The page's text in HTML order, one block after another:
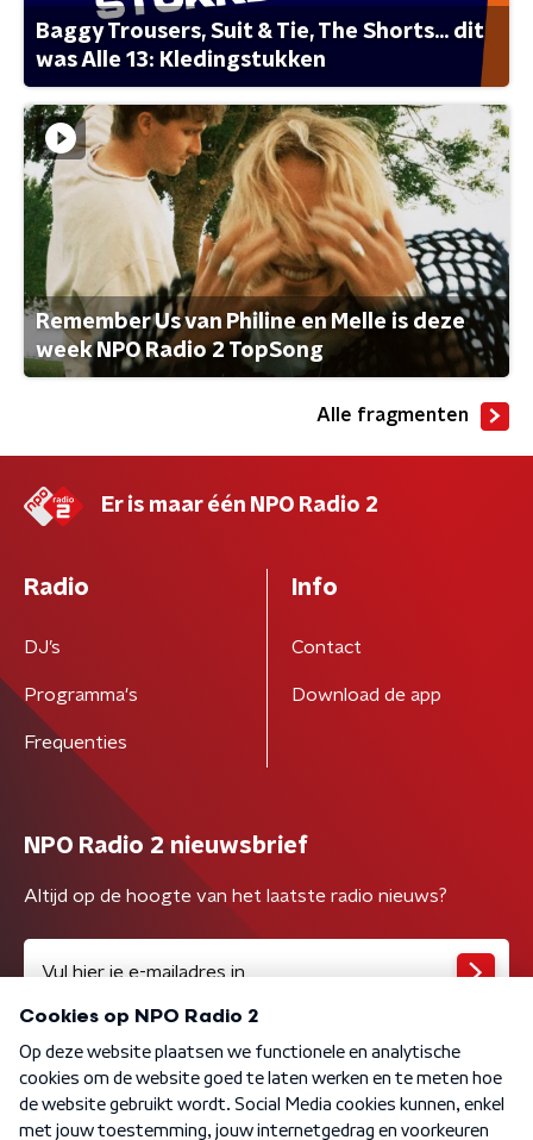
Baggy Trousers, Suit & Tie, The Shorts... dit
was Alle 13: Kledingstukken
Remember Us van Philine en Melle is deze
week NPO Radio 2 TopSong
Alle fragmenten
Er is maar één NPO Radio 2
Radio
DJ’s
Programma's
Frequenties
Info
Contact
Download de app
NPO Radio 2 nieuwsbrief
Altijd op de hoogte van het laatste radio nieuws?
Algemene voorwaarden